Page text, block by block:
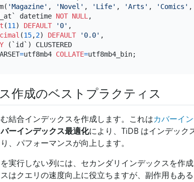
'Magazine' , 'Novel' , 'Life' , 'Arts' , 'Comics' ,
datetime
NOT NULL,
(11) DEFAULT '0' ,
(15,2) DEFAULT '0.0' ,
(`id`) CLUSTERED
=utf8mb4 COLLATE=
作成のベストプラクティス
結合インデックスを作成します。これはカバーイ
ーインデックス最適化により、TiDB はインデック
、パフォーマンスが向上します。
実行しない列には、セカンダリインデックスを作
はクエリの速度向上に役立ちますが、副作用もあ